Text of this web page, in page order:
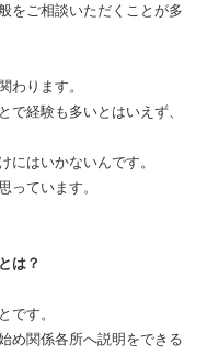
をご相談いただくことが多
わります。
で経験も多いとはいえず、
にはいかないんです。
っています。
は？
です。
め関係各所へ説明をできる